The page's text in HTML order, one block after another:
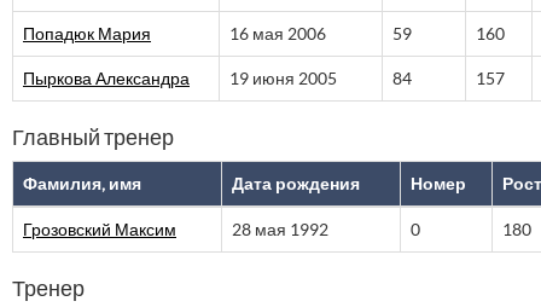
Попадюк Мария 16 мая 2006 59 160
Пыркова Александра 19 июня 2005 84 157
Главный тренер
Фамилия, имя Дата рождения Номер Рост
Грозовский Максим 28 мая 1992 0 180
Тренер